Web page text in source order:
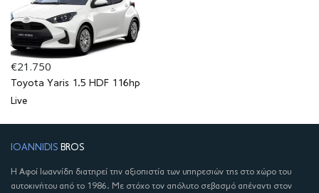
€21.750
Toyota Yaris 1.5 HDF 116hp
Live
IOANNIDIS BROS
Η Αφοί Ιωαννίδη διατηρεί την αξιοπιστία των υπηρεσιών της στο χώρο του
αυτοκινήτου από το 1986. Με στόχο τον απόλυτο σεβασμό απέναντι στον